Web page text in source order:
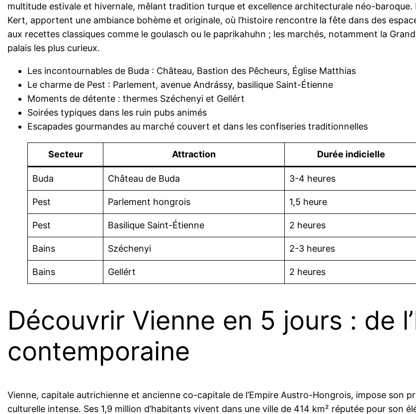
multitude estivale et hivernale, mêlant tradition turque et excellence architecturale néo-
Kert, apportent une ambiance bohème et originale, où l’histoire rencontre la fête dans des
aux recettes classiques comme le goulasch ou le paprikahuhn ; les marchés, notamment la
palais les plus curieux.
Les incontournables de Buda : Château, Bastion des Pêcheurs, Église Matthias
Le charme de Pest : Parlement, avenue Andrássy, basilique Saint-Étienne
Moments de détente : thermes Széchenyi et Gellért
Soirées typiques dans les ruin pubs animés
Escapades gourmandes au marché couvert et dans les confiseries traditionnelles
Secteur Attraction Durée indicielle
Buda Château de Buda 3-4 heures
Pest Parlement hongrois 1,5 heure
Pest Basilique Saint-Étienne 2 heures
Bains Széchenyi 2-3 heures
Bains Gellért 2 heures
Découvrir Vienne en 5 jours : de
contemporaine
Vienne, capitale autrichienne et ancienne co-capitale de l’Empire Austro-Hongrois, impose son
culturelle intense. Ses 1,9 million d’habitants vivent dans une ville de 414 km² réputée pour son